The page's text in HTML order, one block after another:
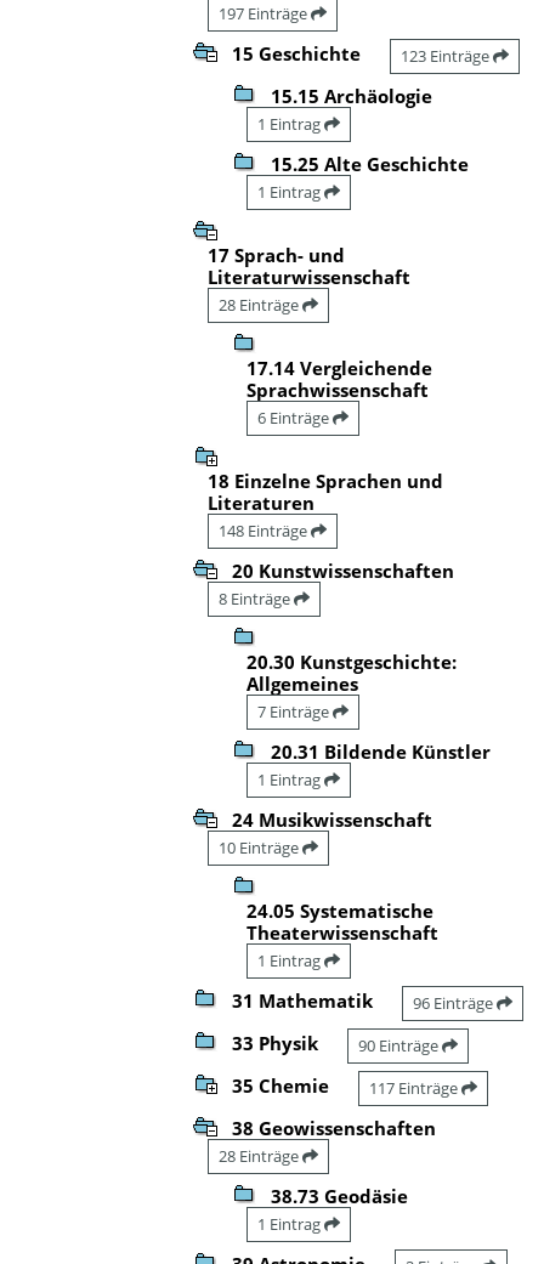
197 Einträge
15 Geschichte 123 Einträge
15.15 Archäologie
1 Eintrag
15.25 Alte Geschichte
1 Eintrag
17 Sprach- und
Literaturwissenschaft
28 Einträge
17.14 Vergleichende
Sprachwissenschaft
6 Einträge
18 Einzelne Sprachen und
Literaturen
148 Einträge
20 Kunstwissenschaften
8 Einträge
20.30 Kunstgeschichte:
Allgemeines
7 Einträge
20.31 Bildende Künstler
1 Eintrag
24 Musikwissenschaft
10 Einträge
24.05 Systematische
Theaterwissenschaft
1 Eintrag
31 Mathematik 96 Einträge
33 Physik 90 Einträge
35 Chemie 117 Einträge
38 Geowissenschaften
28 Einträge
38.73 Geodäsie
1 Eintrag